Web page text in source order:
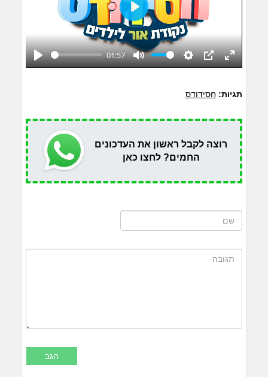
Play
01:57
Mute Settings PIPEnter
Play
תגיות:חסידודס
רוצה לקבל ראשון את העדכונים
החמים? לחצו כאן